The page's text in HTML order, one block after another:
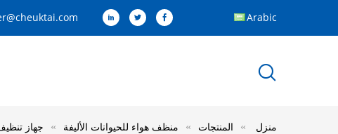
Arabic
منزل المنتجات منظف هواء للحيوانات الأليفة جهاز تنظيف